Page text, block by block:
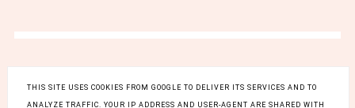
THIS SITE USES COOKIES FROM GOOGLE TO DELIVER ITS SERVICES AND TO
ANALYZE TRAFFIC. YOUR IP ADDRESS AND USER-AGENT ARE SHARED WITH